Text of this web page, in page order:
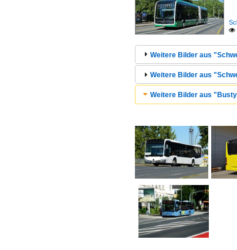

Weitere Bilder aus
Weitere Bilder aus
Weitere Bilder aus